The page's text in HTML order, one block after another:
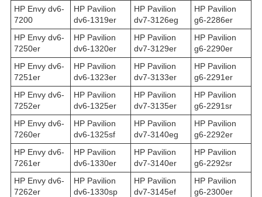
HP Envy dv6-
7200
HP Pavilion
dv6-1319er
HP Pavilion
dv7-3126eg
HP Pavilion
g6-2286er
HP Envy dv6-
7250er
HP Pavilion
dv6-1320er
HP Pavilion
dv7-3129er
HP Pavilion
g6-2290er
HP Envy dv6-
7251er
HP Pavilion
dv6-1323er
HP Pavilion
dv7-3133er
HP Pavilion
g6-2291er
HP Envy dv6-
7252er
HP Pavilion
dv6-1325er
HP Pavilion
dv7-3135er
HP Pavilion
g6-2291sr
HP Envy dv6-
7260er
HP Pavilion
dv6-1325sf
HP Pavilion
dv7-3140eg
HP Pavilion
g6-2292er
HP Envy dv6-
7261er
HP Pavilion
dv6-1330er
HP Pavilion
dv7-3140er
HP Pavilion
g6-2292sr
HP Envy dv6-
7262er
HP Pavilion
dv6-1330sp
HP Pavilion
dv7-3145ef
HP Pavilion
g6-2300er